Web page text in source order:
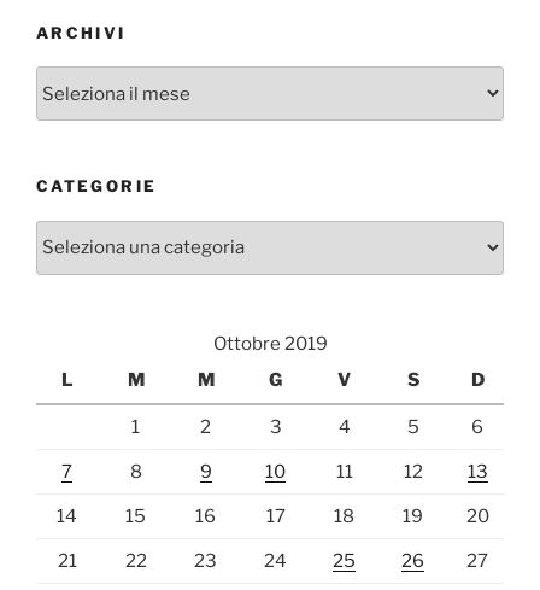
ARCHIVI
CATEGORIE
Categorie
Ottobre 2019
L
M M G V S D
1 2 3 4 5 6
7 8 9 10 11 12 13
14 15 16 17 18 19 20
21 22 23 24 25 26 27